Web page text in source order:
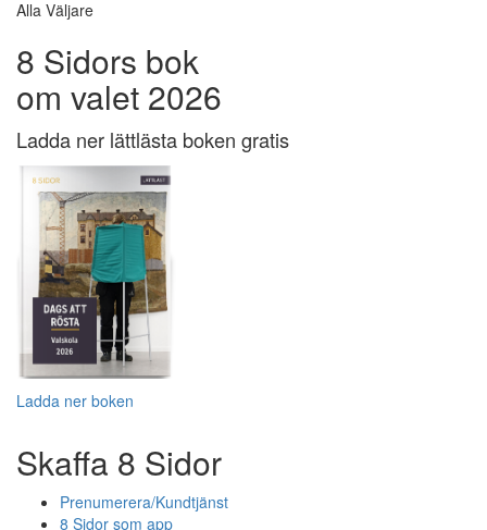
Alla Väljare
8 Sidors bok
om valet 2026
Ladda ner lättlästa boken gratis
Ladda ner boken
Skaffa 8 Sidor
Prenumerera/Kundtjänst
8 Sidor som app